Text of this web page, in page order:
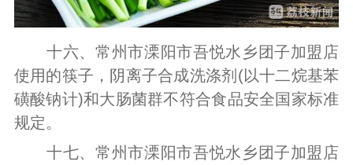
十六、常州市溧阳市吾悦水乡团子加盟店
使用的筷子，阴离子合成洗涤剂(以十二烷基苯
磺酸钠计)和大肠菌群不符合食品安全国家标准
规定。
十七、常州市溧阳市吾悦水乡团子加盟店